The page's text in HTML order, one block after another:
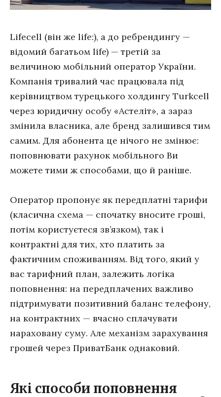
Lifecell (він же life:), а до ребрендингу —
відомий багатьом life) — третій за
величиною мобільний оператор України.
Компанія тривалий час працювала під
керівництвом турецького холдингу Turkcell
через юридичну особу «Астеліт», а зараз
змінила власника, але бренд залишився тим
самим. Для абонента це нічого не змінює:
поповнювати рахунок мобільного Ви
можете тими ж способами, що й раніше.
Оператор пропонує як передплатні тарифи
(класична схема — спочатку вносите гроші,
потім користуєтеся зв’язком), так і
контрактні для тих, хто платить за
фактичним споживанням. Від того, який у
вас тарифний план, залежить логіка
поповнення: на передплачених важливо
підтримувати позитивний баланс телефону,
на контрактних — вчасно сплачувати
нараховану суму. Але механізм зарахування
грошей через ПриватБанк однаковий.
Які способи поповнення